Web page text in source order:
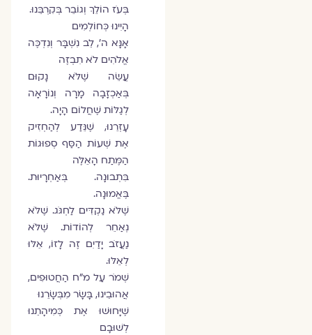
בְּעֹז הוֹלֵךְ וְגוֹבֵר בְּקִרְבֵּנוּ.
הָיִינוּ כְּחוֹלְמִים
אָנָּא ה', לֵב נִשְׁבָּר וְנִדְכֶּה
אֱלֹהִים לֹא תִבְזֶה
עֲשֵׂה שֶׁלֹּא נָקוּם
בְּאַכְזָבָה מָרָה וְנוֹרָאָה
לְגַלּוֹת שֶׁחֲלוֹם הָיָה.
עָזְרֵנוּ, שֶׁנֵּדַע לְהַחְזִיק
אֶת שְׁעוֹת הַסַּף סְפוּגוֹת
הַמֶּתַח הָאֵלֶּה
בִּתְבוּנָה. בְּאַחְרָיוּת.
בֶּאֱמוּנָה.
שֶׁלֹּא נַקְדִּים לַחְגֹּג. שֶׁלֹּא
נְאַחֵר לְהוֹדוֹת. שֶׁלֹּא
נַעֲזֹב יָדַיִם זֶה לָזוֹ, אֵלּוּ
לְאֵלּוּ.
שְׁמֹר עַל מ״ח הַחֲטוּפִים,
אֲהוּבֵינוּ, בָּשָׂר מִבְּשָׂרֵנוּ
שֶׁיָּחוּשׁוּ אֶת כְּמִיהָתֵנוּ
לְשׁוּבָם